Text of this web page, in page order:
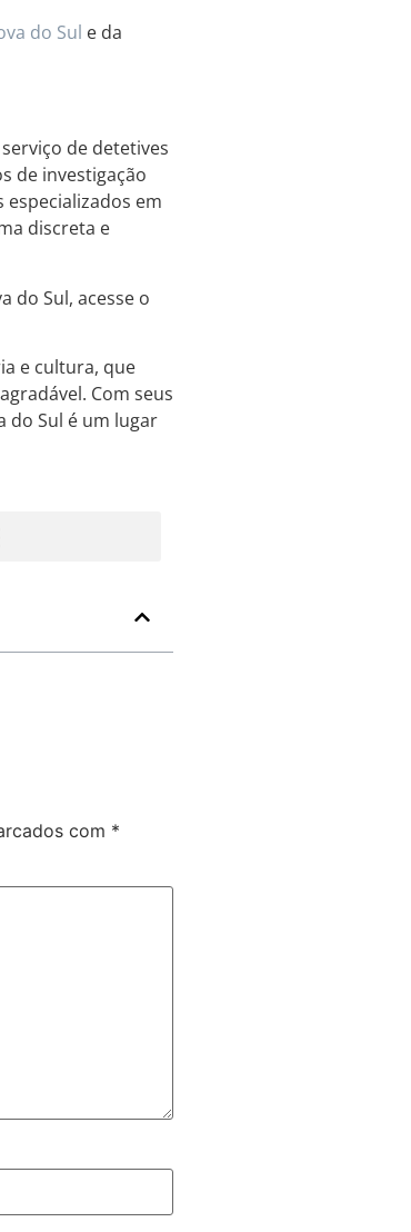
do Sul e da
de detetives
de investigação
em
discreta e
do Sul, acesse o
e cultura, que
Com seus
do Sul é um lugar
com *